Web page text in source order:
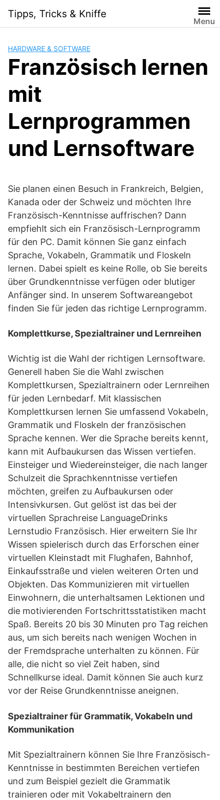
content
Tipps, Tricks & Kniffe
Menu
HARDWARE & SOFTWARE
Französisch lernen
mit
Lernprogrammen
und Lernsoftware
Sie planen einen Besuch in Frankreich, Belgien,
Kanada oder der Schweiz und möchten Ihre
Französisch-Kenntnisse auffrischen? Dann
empfiehlt sich ein Französisch-Lernprogramm
für den PC. Damit können Sie ganz einfach
Sprache, Vokabeln, Grammatik und Floskeln
lernen. Dabei spielt es keine Rolle, ob Sie bereits
über Grundkenntnisse verfügen oder blutiger
Anfänger sind. In unserem Softwareangebot
finden Sie für jeden das richtige Lernprogramm.
Komplettkurse, Spezialtrainer und Lernreihen
Wichtig ist die Wahl der richtigen Lernsoftware.
Generell haben Sie die Wahl zwischen
Komplettkursen, Spezialtrainern oder Lernreihen
für jeden Lernbedarf. Mit klassischen
Komplettkursen lernen Sie umfassend Vokabeln,
Grammatik und Floskeln der französischen
Sprache kennen. Wer die Sprache bereits kennt,
kann mit Aufbaukursen das Wissen vertiefen.
Einsteiger und Wiedereinsteiger, die nach langer
Schulzeit die Sprachkenntnisse vertiefen
möchten, greifen zu Aufbaukursen oder
Intensivkursen. Gut gelöst ist das bei der
virtuellen Sprachreise LanguageDrinks
Lernstudio Französisch. Hier erweitern Sie Ihr
Wissen spielerisch durch das Erforschen einer
virtuellen Kleinstadt mit Flughafen, Bahnhof,
Einkaufsstraße und vielen weiteren Orten und
Objekten. Das Kommunizieren mit virtuellen
Einwohnern, die unterhaltsamen Lektionen und
die motivierenden Fortschrittsstatistiken macht
Spaß. Bereits 20 bis 30 Minuten pro Tag reichen
aus, um sich bereits nach wenigen Wochen in
der Fremdsprache unterhalten zu können. Für
alle, die nicht so viel Zeit haben, sind
Schnellkurse ideal. Damit können Sie auch kurz
vor der Reise Grundkenntnisse aneignen.
Spezialtrainer für Grammatik, Vokabeln und
Kommunikation
Mit Spezialtrainern können Sie Ihre Französisch-
Kenntnisse in bestimmten Bereichen vertiefen
und zum Beispiel gezielt die Grammatik
trainieren oder mit Vokabeltrainern den